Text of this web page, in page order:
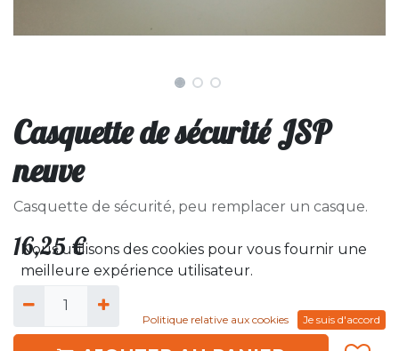
Casquette de sécurité JSP
neuve
Casquette de sécurité, peu remplacer un casque.
16,25€
Nous utilisons des cookies pour vous fournir une
meilleure expérience utilisateur.
Politique relative aux cookies Je suis d'accord